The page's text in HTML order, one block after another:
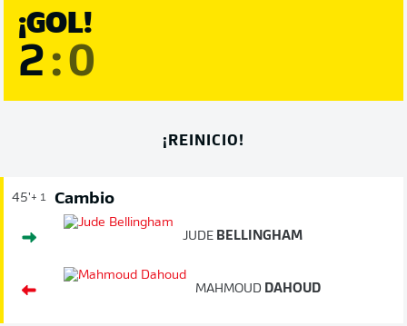
¡GOL!
2:0
¡REINICIO!
45'+ 1 Cambio
JUDE BELLINGHAM
MAHMOUD DAHOUD